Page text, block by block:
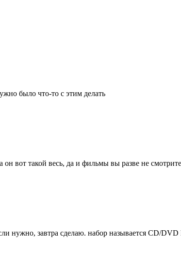
было что-то с этим делать
он вот такой весь, да и фильмы вы разве не
нужно, завтра сделаю. набор называется CD/